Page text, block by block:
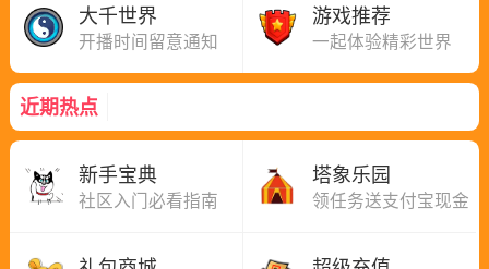
大千世界
开播时间留意通知
游戏推荐
一起体验精彩世界
近期热点
新手宝典
社区入门必看指南
塔象乐园
领任务送支付宝现金